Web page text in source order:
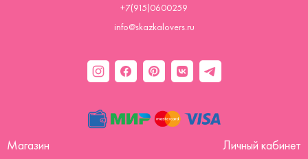
+7(915)0600259
info@skazkalovers.ru
Магазин Личный кабинет